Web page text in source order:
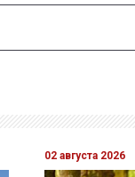
02 августа 2026